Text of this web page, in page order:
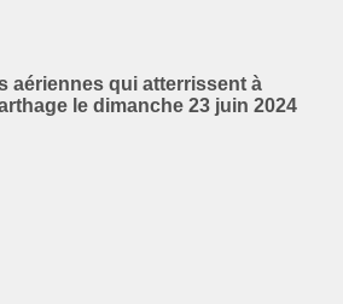
aériennes qui atterrissent à
le dimanche 23 juin 2024